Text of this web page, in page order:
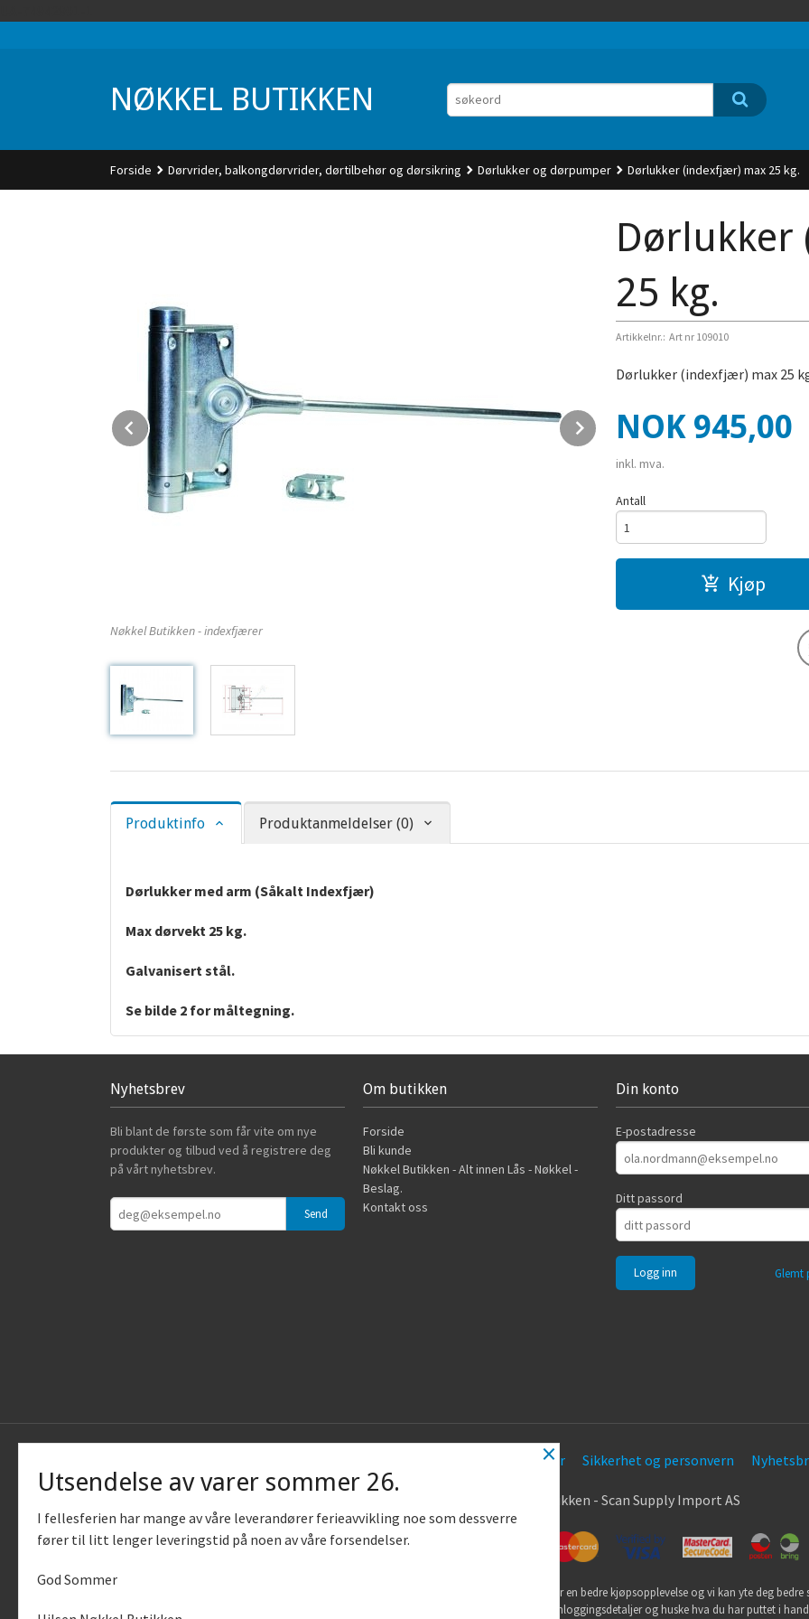
NØKKEL BUTIKKEN
Forside Dørvrider, balkongdørvrider, dørtilbehør og dørsikring Dørlukker og dørpumper Dørlukker (indexfjær) max 25 kg.
Nøkkel Butikken - indexfjærer
Prev Next
25 kg.
Artikkelnr.: Art nr 109010
Dørlukker (indexfjær) max 25
Pris
NOK 945,00
inkl. mva.
Antall
Kjøp
Produktinfo Produktanmeldelser (0)
Dørlukker med arm (Såkalt Indexfjær)
Max dørvekt 25 kg.
Galvanisert stål.
Se bilde 2 for måltegning.
Nyhetsbrev
Bli blant de første som får vite om nye
produkter og tilbud ved å registrere deg
på vårt nyhetsbrev.
Om butikken
Forside
Bli kunde
Nøkkel Butikken - Alt innen Lås - Nøkkel -
Beslag.
Kontakt oss
Din konto
E-postadresse
Ditt passord
Glemt
Kjøpsbetingelser Sikkerhet og personvern
© Nøkkel Butikken - Scan Supply Import AS
Vår nettbutikk bruker cookies slik at du får en bedre kjøpsopplevelse og vi kan yte deg bedre
bruker cookies hovedsaklig til å lagre innloggingsdetaljer og huske hva du har puttet i
×
Utsendelse av varer sommer 26.
I fellesferien har mange av våre leverandører ferieavvikling noe som dessverre
fører til litt lenger leveringstid på noen av våre forsendelser.
God Sommer